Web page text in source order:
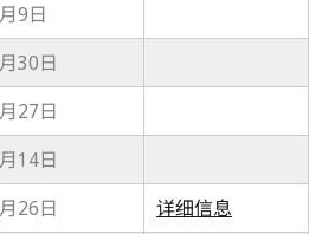
9日
30日
27日
14日
26日 详细信息